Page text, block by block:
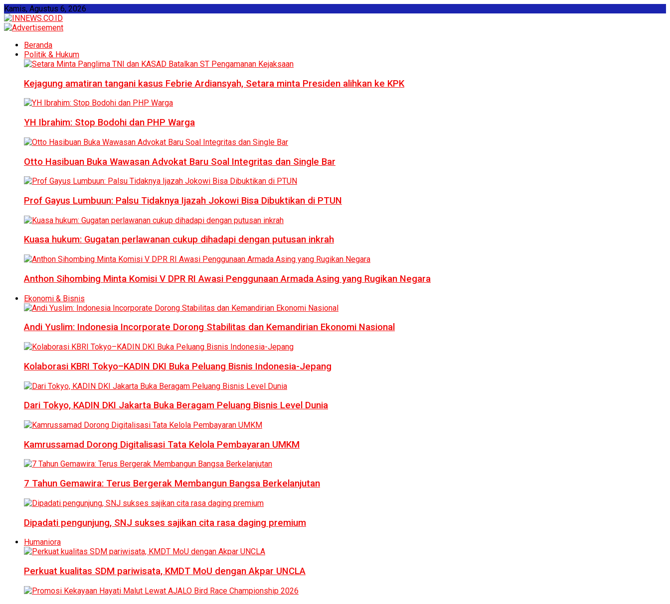
Kamis, Agustus 6, 2026
Beranda
Politik & Hukum
Kejagung amatiran tangani kasus Febrie Ardiansyah, Setara minta Presiden alihkan ke KPK
YH Ibrahim: Stop Bodohi dan PHP Warga
Otto Hasibuan Buka Wawasan Advokat Baru Soal Integritas dan Single Bar
Prof Gayus Lumbuun: Palsu Tidaknya Ijazah Jokowi Bisa Dibuktikan di PTUN
Kuasa hukum: Gugatan perlawanan cukup dihadapi dengan putusan inkrah
Anthon Sihombing Minta Komisi V DPR RI Awasi Penggunaan Armada Asing yang Rugikan Negara
Ekonomi & Bisnis
Andi Yuslim: Indonesia Incorporate Dorong Stabilitas dan Kemandirian Ekonomi Nasional
Kolaborasi KBRI Tokyo–KADIN DKI Buka Peluang Bisnis Indonesia-Jepang
Dari Tokyo, KADIN DKI Jakarta Buka Beragam Peluang Bisnis Level Dunia
Kamrussamad Dorong Digitalisasi Tata Kelola Pembayaran UMKM
7 Tahun Gemawira: Terus Bergerak Membangun Bangsa Berkelanjutan
Dipadati pengunjung, SNJ sukses sajikan cita rasa daging premium
Humaniora
Perkuat kualitas SDM pariwisata, KMDT MoU dengan Akpar UNCLA